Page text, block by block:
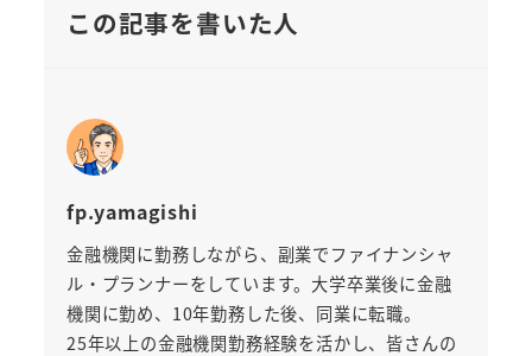
この記事を書いた人
fp.yamagishi
金融機関に勤務しながら、副業でファイナンシャ
ル・プランナーをしています。大学卒業後に金融
機関に勤め、10年勤務した後、同業に転職。
25年以上の金融機関勤務経験を活かし、皆さんの